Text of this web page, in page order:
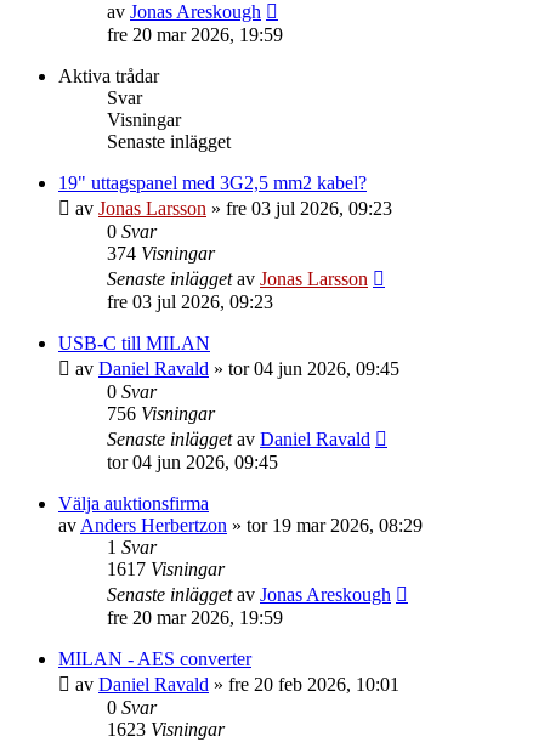
av Jonas Areskough
till
fre 20 mar 2026, 19:59
Aktiva trådar
Svar
Visningar
Senaste inlägget
19" uttagspanel med 3G2,5 mm2 kabel?
av Jonas Larsson » fre 03 jul 2026, 09:23
0 Svar
374 Visningar
Senaste inläggetav Jonas Larsson
fre 03 jul 2026, 09:23
USB-C till MILAN
av Daniel Ravald » tor 04 jun 2026, 09:45
0 Svar
756 Visningar
Senaste inläggetav Daniel Ravald
tor 04 jun 2026, 09:45
Välja auktionsfirma
avAnders Herbertzon » tor 19 mar 2026, 08:29
1 Svar
1617 Visningar
Senaste inläggetav Jonas Areskough
fre 20 mar 2026, 19:59
MILAN - AES converter
av Daniel Ravald » fre 20 feb 2026, 10:01
0 Svar
1623 Visningar